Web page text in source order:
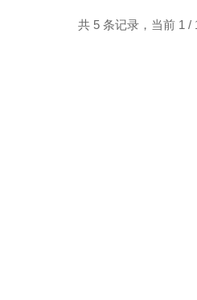
共 5 条记录，当前 1